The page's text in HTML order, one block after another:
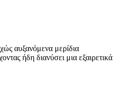
αυξανόμενα μερίδια
ήδη διανύσει μια εξαιρετικά